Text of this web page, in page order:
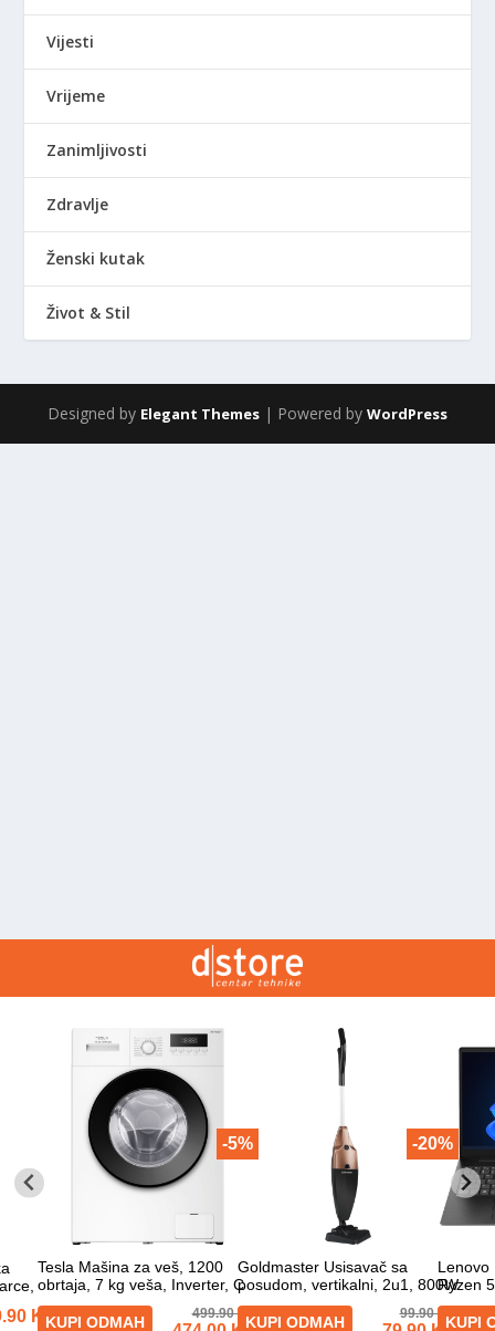
Vijesti
Vrijeme
Zanimljivosti
Zdravlje
Ženski kutak
Život & Stil
Designed by Elegant Themes | Powered by WordPress